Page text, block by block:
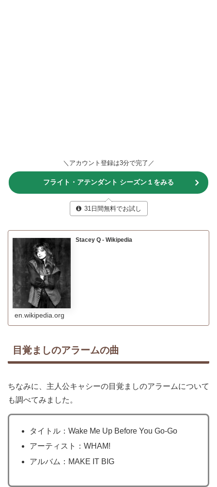
＼アカウント登録は3分で完了／
フライト・アテンダント シーズン１をみる
31日間無料でお試し
Stacey Q - Wikipedia
en.wikipedia.org
目覚ましのアラームの曲
ちなみに、主人公キャシーの目覚ましのアラームについて
も調べてみました。
タイトル：Wake Me Up Before You Go-Go
アーティスト：WHAM!
アルバム：MAKE IT BIG